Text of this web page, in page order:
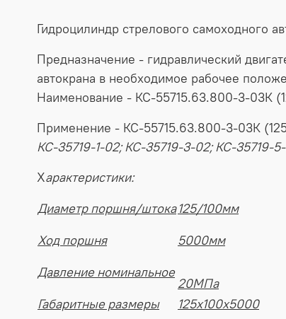
Гидроцилиндр стрелового самоходного
Предназначение - гидравлический
автокрана в необходимое рабочее
Наименование - КС-55715.63.800-3-03К
Применение - КС-55715.63.800-3-03К
КС-35719-1-02; КС-35719-3-02; КС-35719-
Характеристики:
Диаметр поршня/штока 125/100мм
Ход поршня
5000мм
Давление номинальное
20МПа
Габаритные размеры
125х100х5000